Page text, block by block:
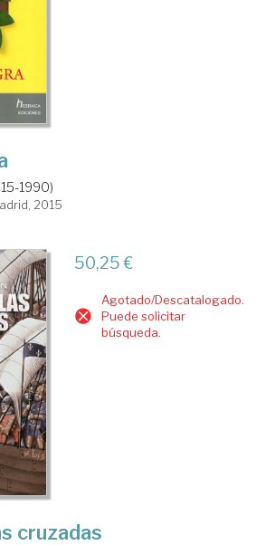
1990)
2015
50,25 €
Agotado/Descatalogado.
Puede solicitar
búsqueda.
cruzadas